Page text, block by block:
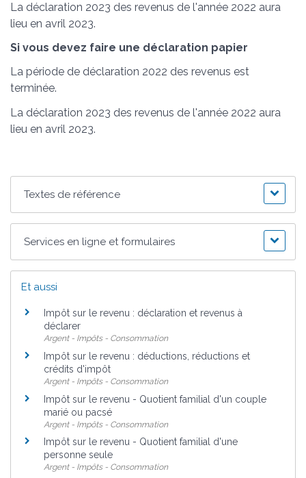
La déclaration 2023 des revenus de l'année 2022 aura
lieu en avril 2023.
Si vous devez faire une déclaration papier
La période de déclaration 2022 des revenus est
terminée.
La déclaration 2023 des revenus de l'année 2022 aura
lieu en avril 2023.
Textes de référence
Services en ligne et formulaires
Et aussi
Impôt sur le revenu : déclaration et revenus à
déclarer
Argent - Impôts - Consommation
Impôt sur le revenu : déductions, réductions et
crédits d'impôt
Argent - Impôts - Consommation
Impôt sur le revenu - Quotient familial d'un couple
marié ou pacsé
Argent - Impôts - Consommation
Impôt sur le revenu - Quotient familial d'une
personne seule
Argent - Impôts - Consommation